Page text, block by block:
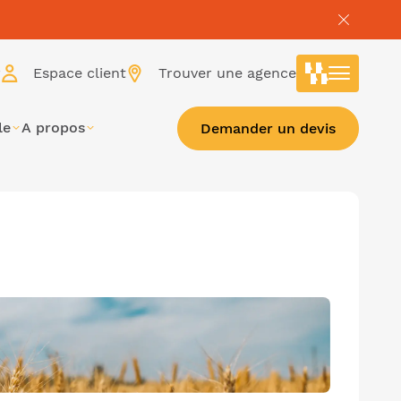
Espace client Trouver une agence
A propos Demander un devis